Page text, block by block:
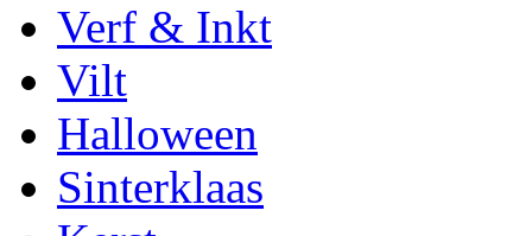
Verf & Inkt
Vilt
Halloween
Sinterklaas